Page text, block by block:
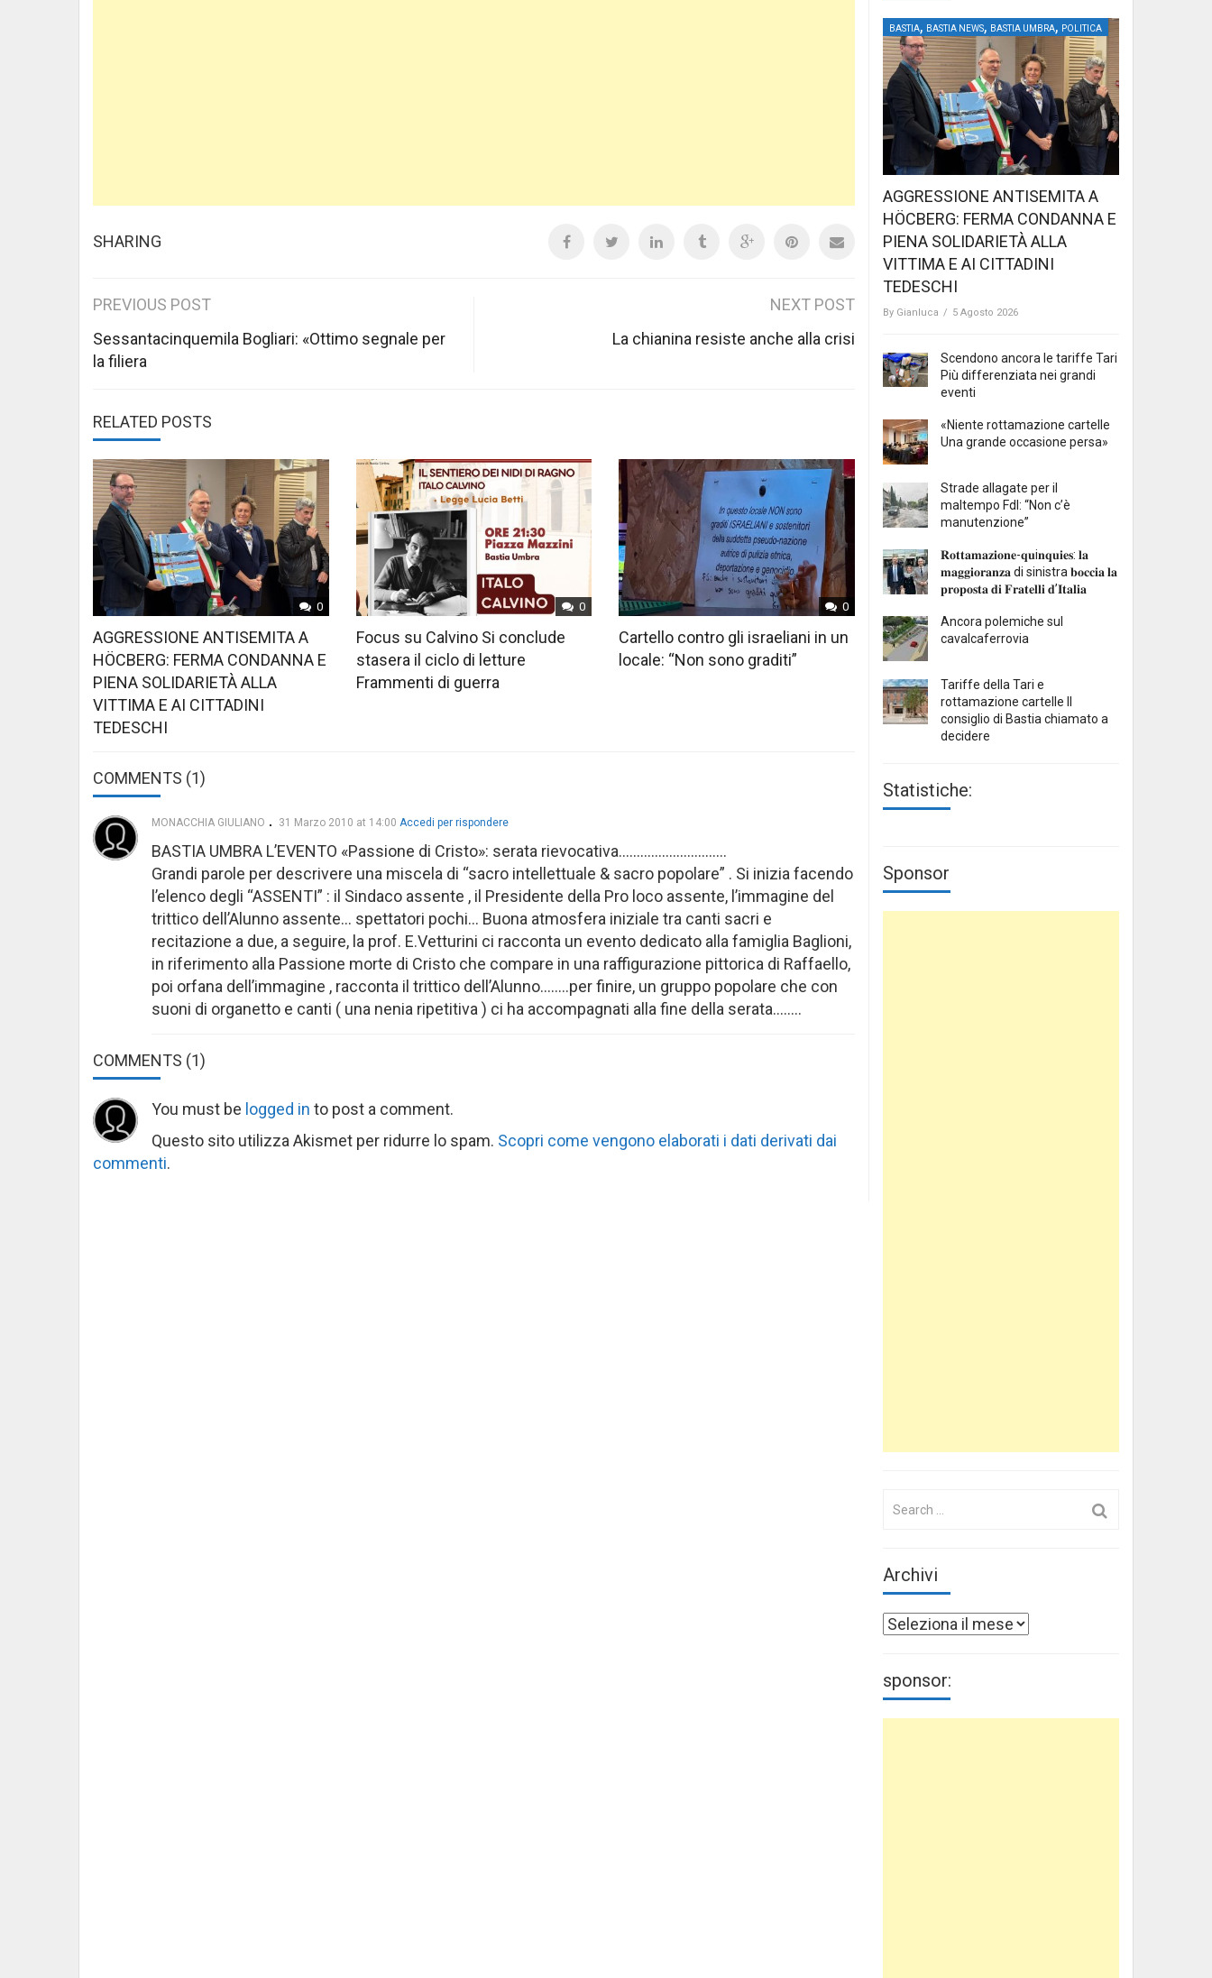
SHARING
Post
navigation
PREVIOUS POST
Sessantacinquemila Bogliari: «Ottimo segnale per
la filiera
NEXT POST
La chianina resiste anche alla crisi
RELATED POSTS
0
AGGRESSIONE ANTISEMITA A
HÖCBERG: FERMA CONDANNA E
PIENA SOLIDARIETÀ ALLA
VITTIMA E AI CITTADINI
TEDESCHI
0
Focus su Calvino Si conclude
stasera il ciclo di letture
Frammenti di guerra
0
Cartello contro gli israeliani in un
locale: “Non sono graditi”
COMMENTS (1)
MONACCHIA GIULIANO 31 Marzo 2010 at 14:00 Accedi per rispondere
BASTIA UMBRA L’EVENTO «Passione di Cristo»: serata rievocativa…………………………
Grandi parole per descrivere una miscela di “sacro intellettuale & sacro popolare” . Si inizia facendo
l’elenco degli “ASSENTI” : il Sindaco assente , il Presidente della Pro loco assente, l’immagine del
trittico dell’Alunno assente… spettatori pochi… Buona atmosfera iniziale tra canti sacri e
recitazione a due, a seguire, la prof. E.Vetturini ci racconta un evento dedicato alla famiglia Baglioni,
in riferimento alla Passione morte di Cristo che compare in una raffigurazione pittorica di Raffaello,
poi orfana dell’immagine , racconta il trittico dell’Alunno……..per finire, un gruppo popolare che con
suoni di organetto e canti ( una nenia ripetitiva ) ci ha accompagnati alla fine della serata……..
COMMENTS (1)
You must be logged in to post a comment.
Questo sito utilizza Akismet per ridurre lo spam. Scopri come vengono elaborati i dati derivati dai
commenti.
BASTIA, BASTIA NEWS, BASTIA UMBRA, POLITICA
AGGRESSIONE ANTISEMITA A
HÖCBERG: FERMA CONDANNA E
PIENA SOLIDARIETÀ ALLA
VITTIMA E AI CITTADINI
TEDESCHI
By Gianluca / 5 Agosto 2026
Scendono ancora le tariffe Tari
Più differenziata nei grandi
eventi
«Niente rottamazione cartelle
Una grande occasione persa»
Strade allagate per il
maltempo FdI: “Non c’è
manutenzione”
𝐑𝐨𝐭𝐭𝐚𝐦𝐚𝐳𝐢𝐨𝐧𝐞-𝐪𝐮i𝐧𝐪𝐮𝐢𝐞𝐬: 𝐥𝐚
𝐦𝐚𝐠𝐠𝐢𝐨𝐫𝐚𝐧𝐳𝐚 di sinistra 𝐛𝐨𝐜𝐜𝐢𝐚 𝐥𝐚
𝐩𝐫𝐨𝐩𝐨𝐬𝐭𝐚 𝐝𝐢 𝐅𝐫𝐚𝐭𝐞𝐥𝐥𝐢 𝐝’𝐈𝐭𝐚𝐥𝐢𝐚
Ancora polemiche sul
cavalcaferrovia
Tariffe della Tari e
rottamazione cartelle Il
consiglio di Bastia chiamato a
decidere
Statistiche:
Sponsor
Archivi
Archivi
sponsor: